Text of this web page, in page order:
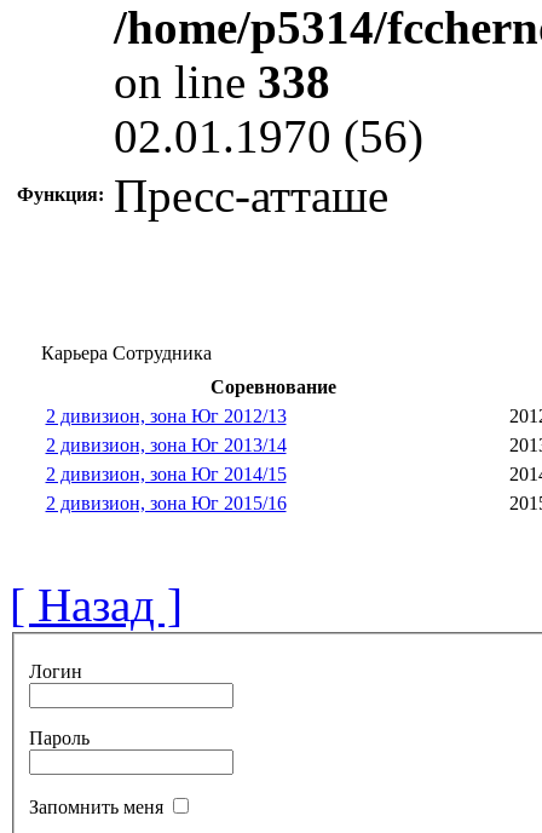
/home/p5314/
on line 338
02.01.1970 (56)
Функция: Пресс-атташе
Карьера Сотрудника
Соревнование
2 дивизион, зона Юг 2012/13
2 дивизион, зона Юг 2013/14
2 дивизион, зона Юг 2014/15
2 дивизион, зона Юг 2015/16
[ Назад ]
Логин
Пароль
Запомнить меня